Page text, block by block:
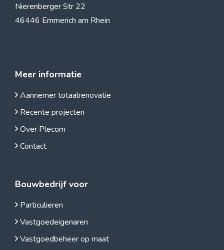
Nierenberger Str 22
46446 Emmerich am Rhein
Meer informatie
Aannemer totaalrenovatie
Recente projecten
Over Plecom
Contact
Bouwbedrijf voor
Particulieren
Vastgoedeigenaren
Vastgoedbeheer op maat